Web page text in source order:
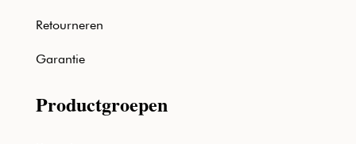
Retourneren
Garantie
Productgroepen